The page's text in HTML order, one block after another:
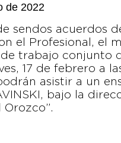
de 2022
sendos acuerdos
el Profesional, el
trabajo conjunto
17 de febrero a
asistir a un
bajo la
Orozco”.